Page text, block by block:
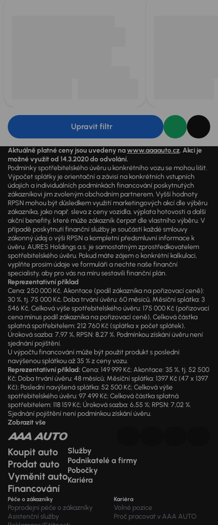
Upravit filtr
Aktuálně platné ceny jsou uvedeny nawww.aaaauto.cz. Akci je
možné využít od 14.3.2020 do odvolání.
Podmínky spotřebitelského úvěru u konkrétního vozu se mohou lišit.
Výpočet splátky je orientační a závisí na konkrétních vstupních
údajích a individuálních podmínkách financování poskytnutých
zákazníkovi jim zvoleným obchodním partnerem. Vyšší hodnoty
RPSN mohou být důsledkem využití marketingových akcí dle výběru
zákazníka, jako např. sleva z ceny vozidla, výplata hotovosti a další
akční benefity, které může zákazník čerpat dle vlastního výběru. V
případě poskytnutí finanční služby je součástí každé smlouvy
zákonný údaj o výši RPSN a kompletní předsmluvní informace k
úvěru. AURES Holdings a.s. je samostatným zprostředkovatelem
spotřebitelského úvěru. Pokud máte zájem o konkrétní kalkulaci,
vyplňte prosím údaje ve formuláři a nechte naše finanční
specialisty, aby pro vás na míru sestavili finanční plán.
Reprezentativní příklad
Cena: 250 000 Kč, Akontace (podíl zákazníka na pořizovací ceně):
30 %, tj. 75 000 Kč, Doba trvání úvěru: 60 měsíců, Měsíční splátka: 3
546 Kč, Celková výše spotřebitelského úvěru: 175 000 Kč (pořizovací
cena mínus podíl zákazníka na pořizovací ceně), Celková částka
splatná spotřebitelem: 212 760 Kč (splátka x počet splátek),
Úroková sazba: 7,97 %, RPSN: 8,27 %. Podmínkou získání úvěru není
sjednání pojištění.
U výpočtu financování může být použit produkt s poslední
navýšenou splátkou až 35 % z ceny vozu.
Reprezentativní příklad:Cena: 149 999 Kč; Akontace: 35 %, tj. 52 500
Kč; Doba trvání úvěru: 48 měsíců; Měsíční splátka: 1397 Kč (47 x 1397
Kč); Poslední navýšená splátka: 52 500 Kč; Celková výše
spotřebitelského úvěru: 97 499 Kč; Celková částka splatná
spotřebitelem: 118 159 Kč; Úroková sazba: 6,55 %; RPSN: 7,02 %.
Sjednání pojištění není podmínkou získání úvěru.
Zobrazit vše
Koupit auto
Prodat auto
Vyměnit auto
Financování
Služby
Podnikatelé a firmy
Pobočky
Kariéra
Péče o zákazníky
Poprodejní péče o zákazníky
Asistenční služby
Kariéra
Volné pozice
Proč pracovat v AAA AUTO